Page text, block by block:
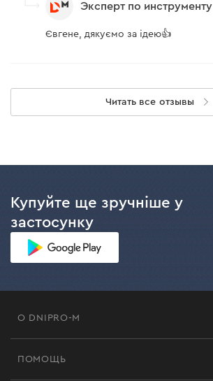
Эксперт по инструменту
Євгене, дякуємо за ідею👍
Читать все отзывы
Купуйте ще зручніше у
застосунку
О DNIPRO-M
ПОМОЩЬ